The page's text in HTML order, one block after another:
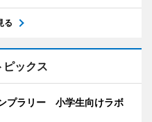
る
ックス
プラリー 小学生向けラボ